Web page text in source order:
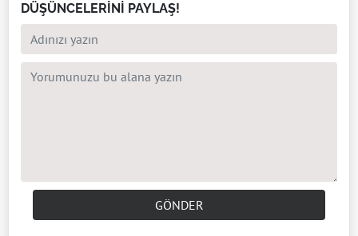
DÜŞÜNCELERİNİ PAYLAŞ!
GÖNDER